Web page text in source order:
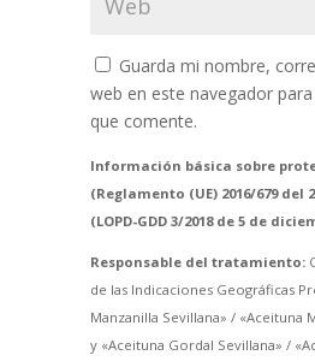
Guarda mi nombre,
web en este navegador
que comente.
Información básica sobre
(Reglamento (UE) 2016/679 del
(LOPD-GDD 3/2018 de 5 de
Responsable del tratamiento:
de las Indicaciones Geográficas
Manzanilla Sevillana» / «Aceituna
y «Aceituna Gordal Sevillana» /